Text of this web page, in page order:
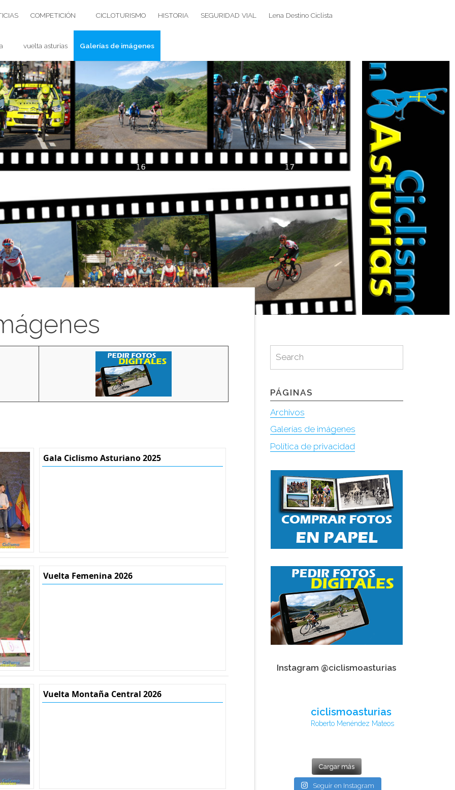
COMPETICIÓN CICLOTURISMO HISTORIA SEGURIDAD VIAL Lena Destino Ciclista
vuelta asturias Galerías de imágenes
Gala Ciclismo Asturiano 2025
Vuelta Femenina 2026
Vuelta Montaña Central 2026
for:
Search
PÁGINAS
Archivos
Galerías de imágenes
Política de privacidad
Instagram @ciclismoasturias
ciclismoasturias
Roberto Menéndez Mateos
Cargar más
Seguir en Instagram